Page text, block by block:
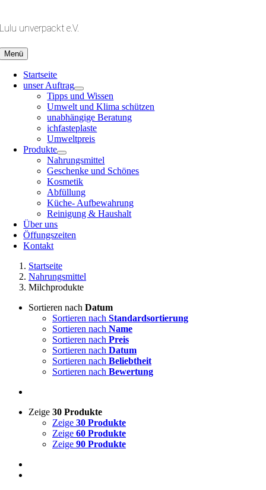
springen
Lulu unverpackt e.V.
Menü
Startseite
unser Auftrag
Tipps und Wissen
Umwelt und Klima schützen
unabhängige Beratung
ichfasteplaste
Umweltpreis
Produkte
Nahrungsmittel
Geschenke und Schönes
Kosmetik
Abfüllung
Küche- Aufbewahrung
Reinigung & Haushalt
Über uns
Öffungszeiten
Kontakt
Startseite
Nahrungsmittel
Milchprodukte
Sortieren nach Datum
Sortieren nach Standardsortierung
Sortieren nach Name
Sortieren nach Preis
Sortieren nach Datum
Sortieren nach Beliebtheit
Sortieren nach Bewertung
Zeige 30 Produkte
Zeige 30 Produkte
Zeige 60 Produkte
Zeige 90 Produkte